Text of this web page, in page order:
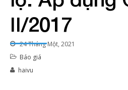
II/2017
24 Tháng Một, 2021
Báo giá
haivu